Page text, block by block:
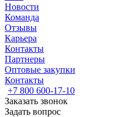
Новости
Команда
Отзывы
Карьера
Контакты
Партнеры
Оптовые закупки
Контакты
+7 800 600-17-10
Заказать звонок
Задать вопрос